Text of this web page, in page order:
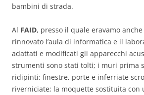
bambini di strada.
Al FAID, presso il quale eravamo
rinnovato l’aula di informatica e il
adattati e modificati gli apparecchi
strumenti sono stati tolti; i muri prima
ridipinti; finestre, porte e inferriate
riverniciate; la moquette sostituita con